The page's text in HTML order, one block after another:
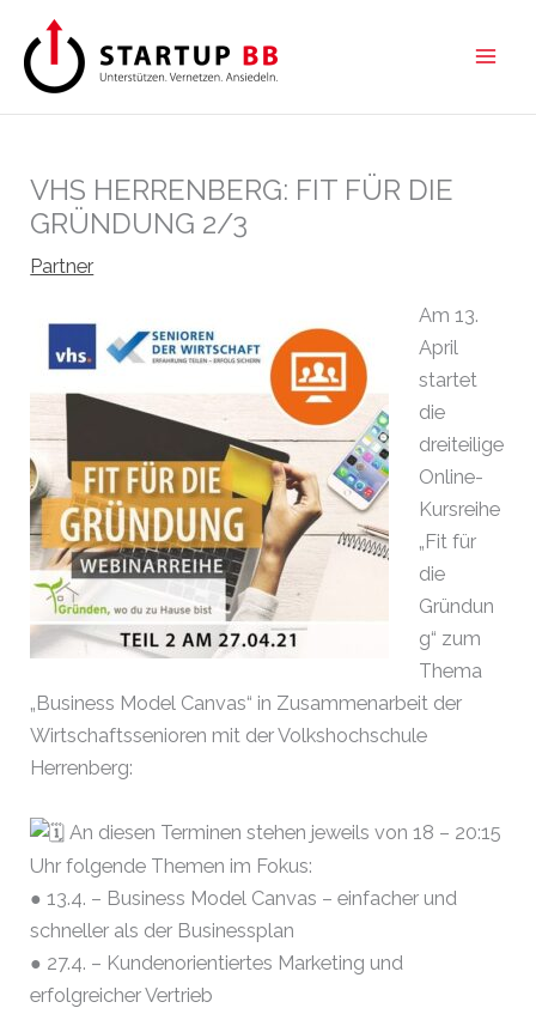
Inhalt
springen
VHS HERRENBERG: FIT FÜR DIE
GRÜNDUNG 2/3
Partner
Am 13.
April
startet
die
dreiteilige
Online-
Kursreihe
„Fit für
die
Gründun
g“ zum
Thema
„Business Model Canvas“ in Zusammenarbeit der
Wirtschaftssenioren mit der Volkshochschule
Herrenberg:
An diesen Terminen stehen jeweils von 18 – 20:15
Uhr folgende Themen im Fokus:
● 13.4. – Business Model Canvas – einfacher und
schneller als der Businessplan
● 27.4. – Kundenorientiertes Marketing und
erfolgreicher Vertrieb